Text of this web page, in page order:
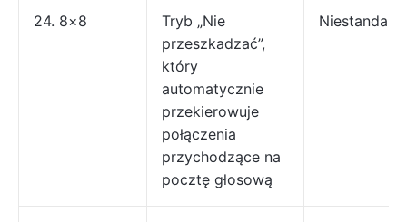
24. 8×8
Tryb „Nie
przeszkadzać”,
który
automatycznie
przekierowuje
połączenia
przychodzące na
pocztę głosową